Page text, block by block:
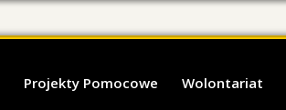
Projekty Pomocowe Wolontariat